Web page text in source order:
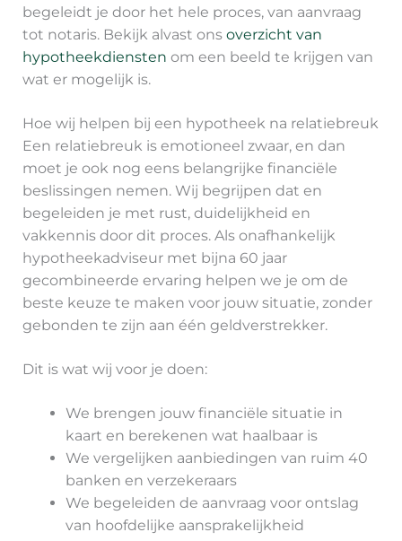
begeleidt je door het hele proces, van aanvraag
tot notaris. Bekijk alvast ons overzicht van
hypotheekdiensten om een beeld te krijgen van
wat er mogelijk is.
Hoe wij helpen bij een hypotheek na relatiebreuk
Een relatiebreuk is emotioneel zwaar, en dan
moet je ook nog eens belangrijke financiële
beslissingen nemen. Wij begrijpen dat en
begeleiden je met rust, duidelijkheid en
vakkennis door dit proces. Als onafhankelijk
hypotheekadviseur met bijna 60 jaar
gecombineerde ervaring helpen we je om de
beste keuze te maken voor jouw situatie, zonder
gebonden te zijn aan één geldverstrekker.
Dit is wat wij voor je doen:
We brengen jouw financiële situatie in
kaart en berekenen wat haalbaar is
We vergelijken aanbiedingen van ruim 40
banken en verzekeraars
We begeleiden de aanvraag voor ontslag
van hoofdelijke aansprakelijkheid